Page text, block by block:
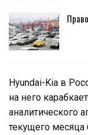
Hyundai-Kia в
на него
аналитического
текущего